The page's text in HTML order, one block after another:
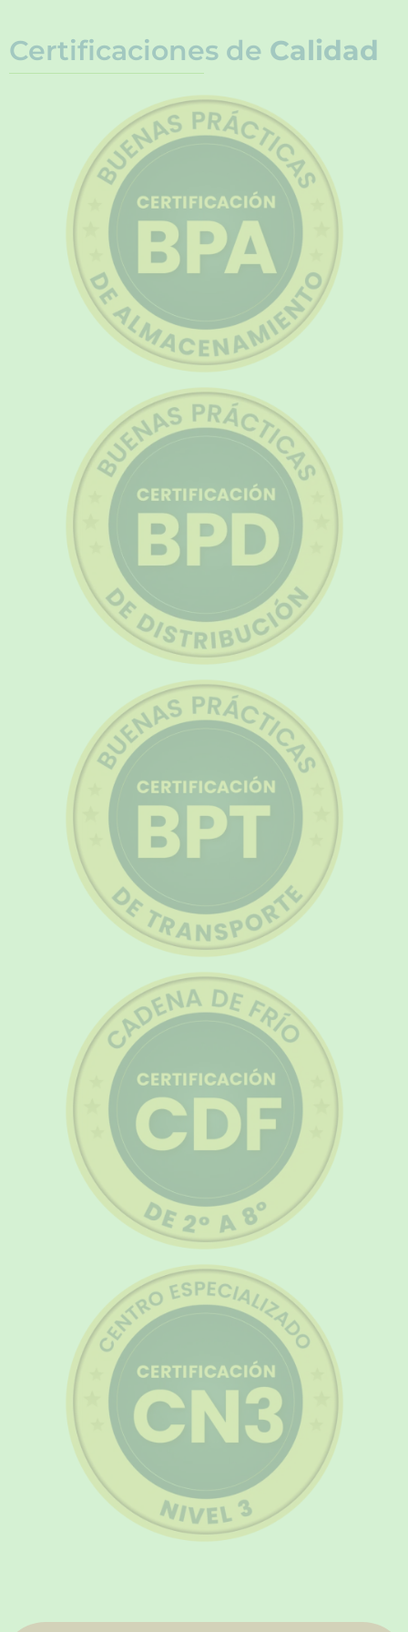
Certificaciones de Calidad